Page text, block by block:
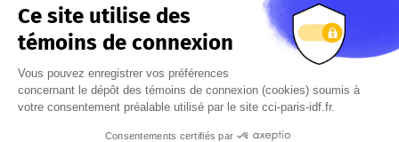
S'abonner à la newsletter